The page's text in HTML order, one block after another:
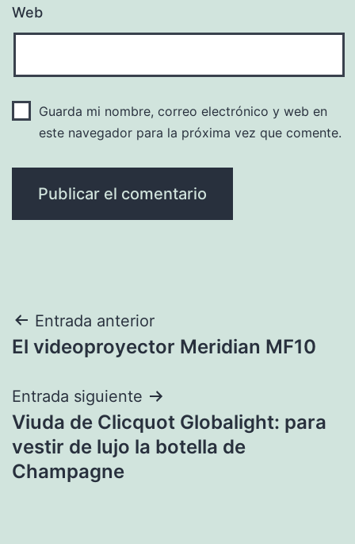
Web
Guarda mi nombre, correo electrónico y web en
este navegador para la próxima vez que comente.
Navegación
de
entradas
Entrada anterior
El videoproyector Meridian MF10
Entrada siguiente
Viuda de Clicquot Globalight: para
vestir de lujo la botella de
Champagne